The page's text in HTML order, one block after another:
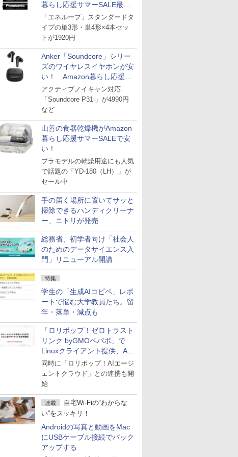
暮らし応援サマーSALE最終
日
「エネループ」スタンダードタ
イプの単3形・単4形×4本セッ
トが1920円
Anker「Soundcore」シリー
ズのワイヤレスイヤホンが安
い！ Amazon暮らし応援サ
マーSALE
アクティブノイキャン対応
「Soundcore P31i」が4990円
など
山善の食器乾燥機がAmazon
暮らし応援サマーSALEで安
い！
プラモデルの乾燥用途にも人気
で話題の「YD-180（LH）」が
セール中
手の届く場所に置いてサッと
掃除できるハンディクリーナ
ー、ニトリが発売
総務省、初学者向け「社会人
のためのデータサイエンス入
門」リニューアル開講
特集
学生の「生成AIコピペ」レポ
ートで悩む大学教員たち。留
年・落単・減点も
「ロリポップ！ゼロトラスト
リンク byGMOペパボ」で
Linuxクライアント提供、AI
エージェントの接続が容易に
同時に「ロリポップ！AIエージ
ェントクラウド」との連携も開
始
連載
自宅Wi-Fiの“わからな
い”をスッキリ！
Androidの写真と動画をMac
にUSBケーブル接続でバック
アップする